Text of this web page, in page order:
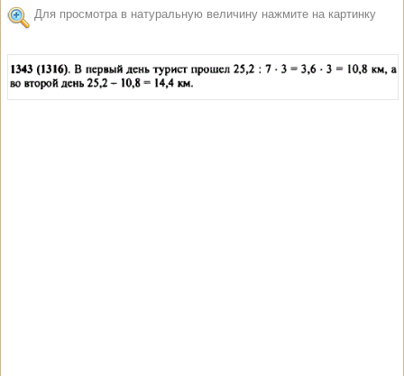
Для просмотра в натуральную величину нажмите на картинку